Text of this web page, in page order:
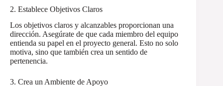
2. Establece Objetivos Claros
Los objetivos claros y alcanzables proporcionan una
dirección. Asegúrate de que cada miembro del equipo
entienda su papel en el proyecto general. Esto no solo
motiva, sino que también crea un sentido de
pertenencia.
3. Crea un Ambiente de Apoyo